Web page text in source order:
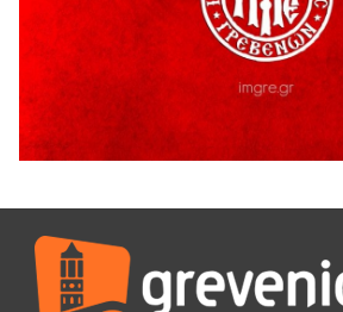
Αβδέλλα
H παραδοχή λαθών είναι (και) δύναμη
5 Αυγούστου 2026
Ο ΑΝΔΡΕΑΣ ΑΣΛΑΝΙΔΗΣ ΣΥΝΕΧΙΖΕΙ
ΓΡΕΒΕΝΩΝ
Ευχαριστήριο Εκπολιτιστικού
Παρασχάκη Αθανάσιο
5 Αυγούστου 2026